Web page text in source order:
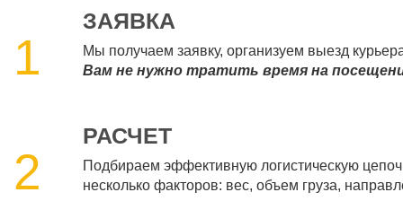
1
ЗАЯВКА
Мы получаем заявку, организуем выезд
Вам не нужно тратить время на
2
РАСЧЕТ
Подбираем эффективную логистическую
несколько факторов: вес, объем груза,